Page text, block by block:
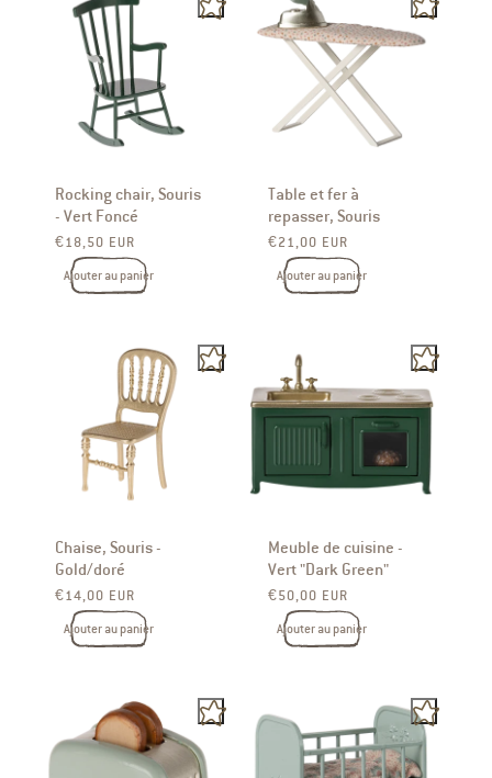
Rocking chair, Souris
- Vert Foncé
Prix ​​habituel
€18,50 EUR
Ajouter au panier
Table et fer à
repasser, Souris
Prix ​​habituel
€21,00 EUR
Ajouter au panier
Chaise, Souris -
Gold/doré
Prix ​​habituel
€14,00 EUR
Ajouter au panier
Meuble de cuisine -
Vert "Dark Green"
Prix ​​habituel
€50,00 EUR
Ajouter au panier